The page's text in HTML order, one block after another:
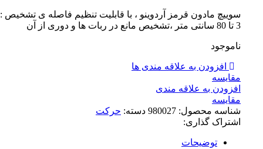
سوییچ مادون قرمز آردوینو ، با قابلیت تنظیم فاصله ی تشخیص :
3 تا 80 سانتی متر ،تشخیص مانع در ربات ها و دوری از آن
ناموجود
افزودن به علاقه مندی ها
مقايسه
افزودن به علاقه مندی
مقایسه
شناسه محصول: 980027 دسته: حرکت
اشتراک گذاری:
توضیحات